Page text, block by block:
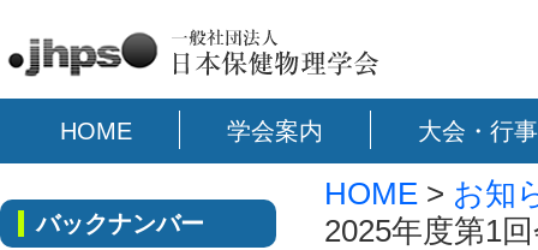
HOME 学会案内 大会・行事
HOME > お知
2025年度第1
バックナンバー